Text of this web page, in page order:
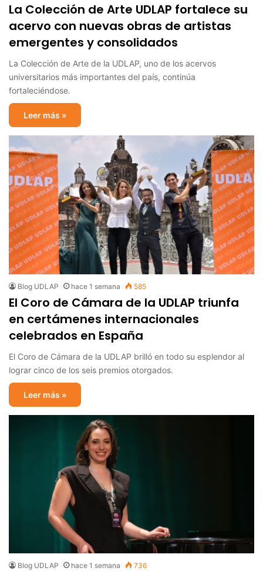
La Colección de Arte UDLAP fortalece su
acervo con nuevas obras de artistas
emergentes y consolidados
La Colección de Arte de la UDLAP, uno de los acervos
universitarios más importantes del país, continúa
fortaleciéndose.
Leer más »
Blog UDLAP hace 1 semana 585
El Coro de Cámara de la UDLAP triunfa
en certámenes internacionales
celebrados en España
El Coro de Cámara de la UDLAP brilló en todo su esplendor al
lograr cinco de los seis premios otorgados.
Leer más »
Blog UDLAP hace 1 semana 736